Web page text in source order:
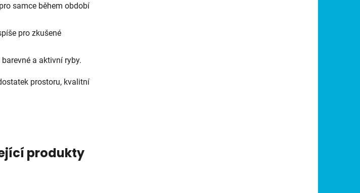
samce během období
pro zkušené
a aktivní ryby.
prostoru, kvalitní
produkty